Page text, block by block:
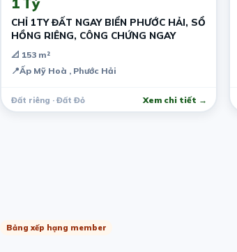
CHỈ 1TY ĐẤT NGAY BIỂN PHƯỚC HẢI, SỔ
HỒNG RIÊNG, CÔNG CHỨNG NGAY
📐 153 m²
📍Ấp Mỹ Hoà , Phước Hải
Đất riêng · Đất Đỏ Xem chi tiết →
Bảng xếp hạng member